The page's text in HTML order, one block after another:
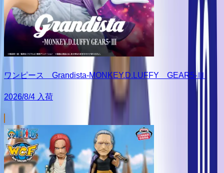
ワンピース Grandista-MONKEY.D.LUFFY GEAR5-Ⅲ
2026/8/4 入荷